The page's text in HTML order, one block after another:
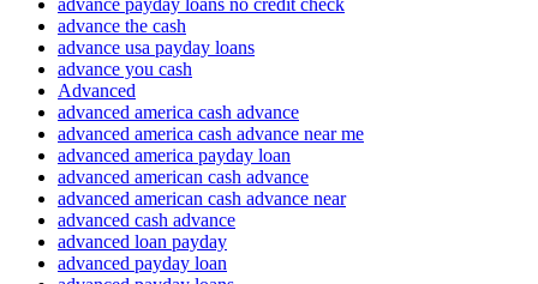
advance payday loans no credit check
advance the cash
advance usa payday loans
advance you cash
Advanced
advanced america cash advance
advanced america cash advance near me
advanced america payday loan
advanced american cash advance
advanced american cash advance near
advanced cash advance
advanced loan payday
advanced payday loan